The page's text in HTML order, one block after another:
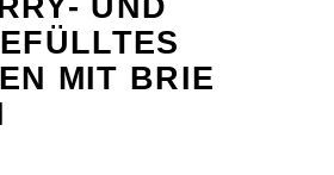
MIT BRIE